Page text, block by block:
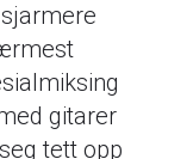
gitarer
tett opp